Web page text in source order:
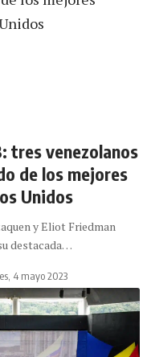
tres venezolanos
de los mejores
Unidos
y Eliot Friedman
destacada…
4 mayo 2023